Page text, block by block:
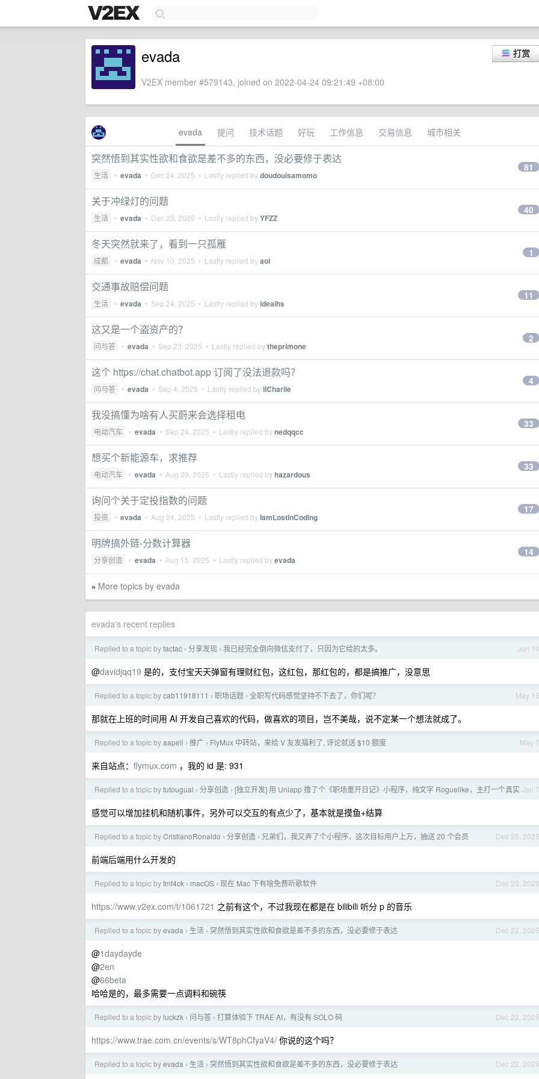
打赏
evada
V2EX member #579143, joined on 2022-04-24 09:21:49 +08:00
evada 提问 技术话题 好玩 工作信息 交易信息 城市相关
突然悟到其实性欲和食欲是差不多的东西，没必要修于表达
生活 • evada • Dec 24, 2025 • Lastly replied bydoudouisamomo
81
关于冲绿灯的问题
生活 • evada • Dec 23, 2025 • Lastly replied byYFZZ
40
冬天突然就来了，看到一只孤雁
成都 • evada • Nov 10, 2025 • Lastly replied byaoi
1
交通事故赔偿问题
生活 • evada • Sep 24, 2025 • Lastly replied byidealhs
11
这又是一个盗资产的？
问与答 • evada • Sep 23, 2025 • Lastly replied bytheprimone
2
这个 https://chat.chatbot.app 订阅了没法退款吗？
问与答 • evada • Sep 4, 2025 • Lastly replied byliCharlie
4
我没搞懂为啥有人买蔚来会选择租电
电动汽车 • evada • Sep 24, 2025 • Lastly replied bynedqqcc
33
想买个新能源车，求推荐
电动汽车 • evada • Aug 29, 2025 • Lastly replied byhazardous
33
询问个关于定投指数的问题
投资 • evada • Aug 24, 2025 • Lastly replied byIamLostInCoding
17
明牌搞外链-分数计算器
分享创造 • evada • Aug 15, 2025 • Lastly replied byevada
14
» More topics by evada
evada's recent replies
Jun 10
Replied to a topic bytactac › 分享发现 › 我已经完全倒向微信支付了，只因为它给的太多。
@davidjqq19 是的，支付宝天天弹窗有理财红包，这红包，那红包的，都是搞推广，没意思
May 15
Replied to a topic bycab11918111 › 职场话题 › 全职写代码感觉坚持不下去了，你们呢？
那就在上班的时间用 AI 开发自己喜欢的代码，做喜欢的项目，岂不美哉，说不定某一个想法就成了。
May 7
Replied to a topic byaapeli › 推广 › FlyMux 中转站，来给 V 友发福利了, 评论就送 $10 额度
来自站点： flymux.com ，我的 id 是: 931
Jan 7
Replied to a topic bytutouguai › 分享创造 › [独立开发] 用 Uniapp 撸了个《职场重开日记》小程序，纯文字 Roguelike，主打一个真实
感觉可以增加挂机和随机事件，另外可以交互的有点少了，基本就是摸鱼+结算
Dec 25, 2025
Replied to a topic byCristianoRonaldo › 分享创造 › 兄弟们，我又弄了个小程序，这次目标用户上万，抽送 20 个会员
前端后端用什么开发的
Dec 23, 2025
Replied to a topic bytmf4ck › macOS › 现在 Mac 下有啥免费听歌软件
https://www.v2ex.com/t/1061721 之前有这个，不过我现在都是在 bilibili 听分 p 的音乐
Dec 22, 2025
Replied to a topic byevada › 生活 › 突然悟到其实性欲和食欲是差不多的东西，没必要修于表达
@1daydayde
@2en
@66beta
哈哈是的，最多需要一点调料和碗筷
Dec 22, 2025
Replied to a topic by luckzk › 问与答 › 打算体验下 TRAE AI，有没有 SOLO 码
https://www.trae.com.cn/events/s/WT8phCfyaV4/ 你说的这个吗？
Dec 22, 2025
Replied to a topic byevada › 生活 › 突然悟到其实性欲和食欲是差不多的东西，没必要修于表达